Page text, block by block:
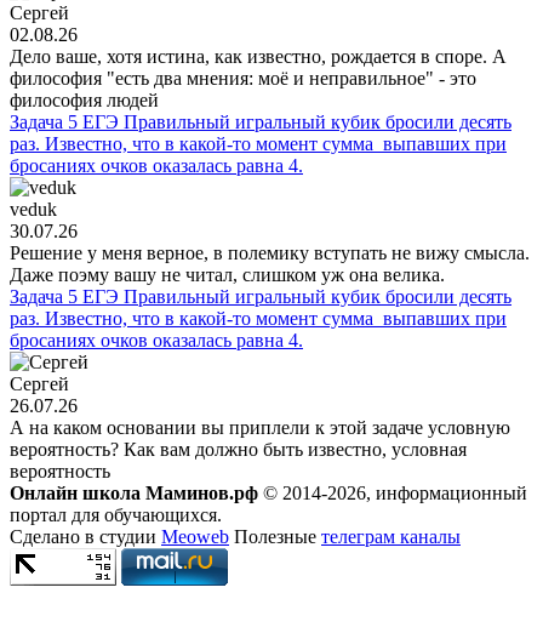
Сергей
02.08.26
Дело ваше, хотя истина, как известно, рождается в споре. А
философия "есть два мнения: моё и неправильное" - это
философия людей
Задача 5 ЕГЭ Правильный игральный кубик бросили десять
раз. Известно, что в какой-то момент сумма выпавших при
бросаниях очков оказалась равна 4.
veduk
30.07.26
Решение у меня верное, в полемику вступать не вижу смысла.
Даже поэму вашу не читал, слишком уж она велика.
Задача 5 ЕГЭ Правильный игральный кубик бросили десять
раз. Известно, что в какой-то момент сумма выпавших при
бросаниях очков оказалась равна 4.
Сергей
26.07.26
А на каком основании вы приплели к этой задаче условную
вероятность? Как вам должно быть известно, условная
вероятность
Онлайн школа Маминов.рф © 2014-2026, информационный
портал для обучающихся.
Сделано в студии Meoweb Полезные телеграм каналы